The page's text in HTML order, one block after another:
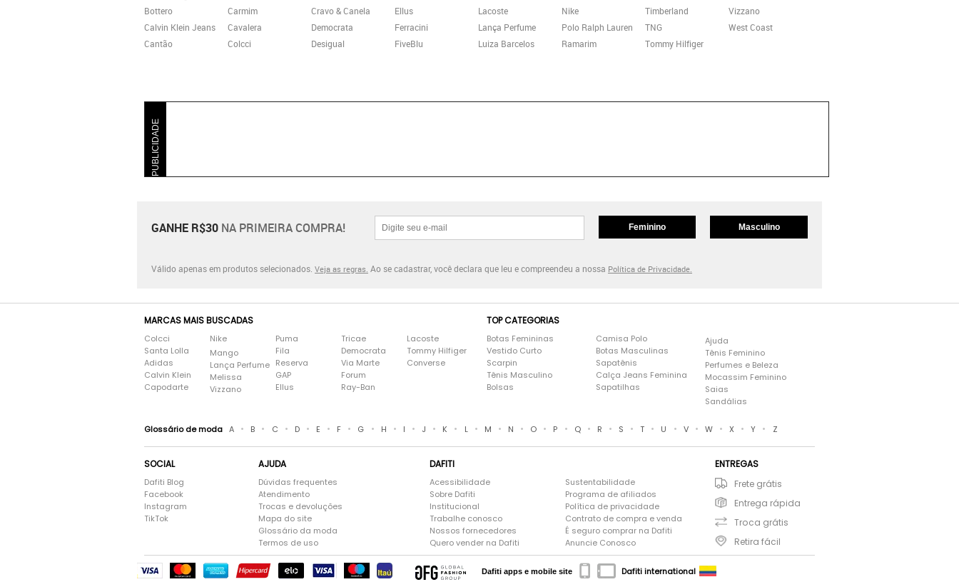
Bottero
Calvin Klein Jeans
Cantão
Carmim
Cavalera
Colcci
Cravo & Canela
Democrata
Desigual
Ellus
Ferracini
FiveBlu
Lacoste
Lança Perfume
Luiza Barcelos
Nike
Polo Ralph Lauren
Ramarim
Timberland
TNG
Tommy Hilfiger
Vizzano
West Coast
PUBLICIDADE
GANHE R$30 NA PRIMEIRA COMPRA! Feminino Masculino
Válido apenas em produtos selecionados. Veja as regras. Ao se cadastrar, você declara que leu e compreendeu a nossa Política de Privacidade.
MARCAS MAIS BUSCADAS
Colcci
Santa Lolla
Adidas
Calvin Klein
Capodarte
Nike
Mango
Lança Perfume
Melissa
Vizzano
Puma
Fila
Reserva
GAP
Ellus
Tricae
Democrata
Via Marte
Forum
Ray-Ban
Lacoste
Tommy Hilfiger
Converse
TOP CATEGORIAS
Botas Femininas
Vestido Curto
Scarpin
Tênis Masculino
Bolsas
Camisa Polo
Botas Masculinas
Sapatênis
Calça Jeans Feminina
Sapatilhas
Ajuda
Tênis Feminino
Perfumes e Beleza
Mocassim Feminino
Saias
Sandálias
Glossário de moda A • B • C • D • E • F • G • H • I • J • K • L • M • N • O • P • Q • R • S • T • U • V • W • X • Y • Z
SOCIAL
Dafiti Blog
Facebook
Instagram
TikTok
AJUDA
Dúvidas frequentes
Atendimento
Trocas e devoluções
Mapa do site
Glossário da moda
Termos de uso
DAFITI
Acessibilidade
Sobre Dafiti
Institucional
Trabalhe conosco
Nossos fornecedores
Quero vender na Dafiti
Sustentabilidade
Programa de afiliados
Política de privacidade
Contrato de compra e venda
É seguro comprar na Dafiti
Anuncie Conosco
ENTREGAS
Frete grátis
Entrega rápida
Troca grátis
Retira fácil
Dafiti apps e mobile site Dafiti international